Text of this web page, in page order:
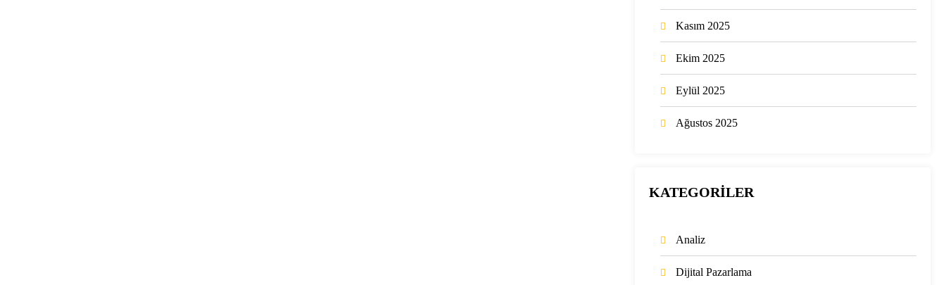
Kasım 2025
Ekim 2025
Eylül 2025
Ağustos 2025
KATEGORİLER
Analiz
Dijital Pazarlama